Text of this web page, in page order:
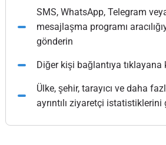
SMS, WhatsApp, Telegram
mesajlaşma programı
gönderin
Diğer kişi bağlantıya tıklayana
Ülke, şehir, tarayıcı ve daha
ayrıntılı ziyaretçi